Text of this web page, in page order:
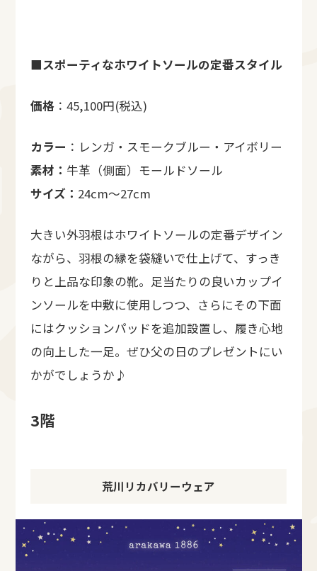
■スポーティなホワイトソールの定番スタイル
価格 ：45,100円(税込)
カラー ：レンガ・スモークブルー・アイボリー
素材： 牛革（側面）モールドソール
サイズ： 24cm〜27cm
大きい外羽根はホワイトソールの定番デザイン
ながら、羽根の縁を袋縫いで仕上げて、すっき
りと上品な印象の靴。足当たりの良いカップイ
ンソールを中敷に使用しつつ、さらにその下面
にはクッションパッドを追加設置し、履き心地
の向上した一足。ぜひ父の日のプレゼントにい
かがでしょうか♪
3階
荒川リカバリーウェア